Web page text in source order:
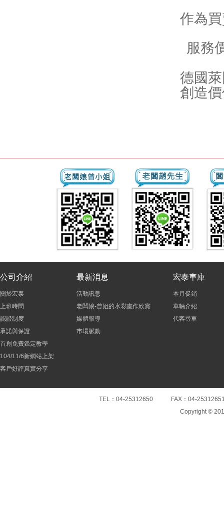
作為
服務
德國
創造
公司介紹
關於宏泰
上班時間
認證制度
承諾與保證
首創免費鑑定教學
104/11/6新網站上架
客戶好評真實分享
最新消息
活動訊息
老闆娘-曾姐的水彩畫作欣賞
媒體報導
市場脈動
宏泰車庫
本月促銷
車輛介紹
代客尋車
TEL：04-25312650 FAX：04-25312651
Copyright ©